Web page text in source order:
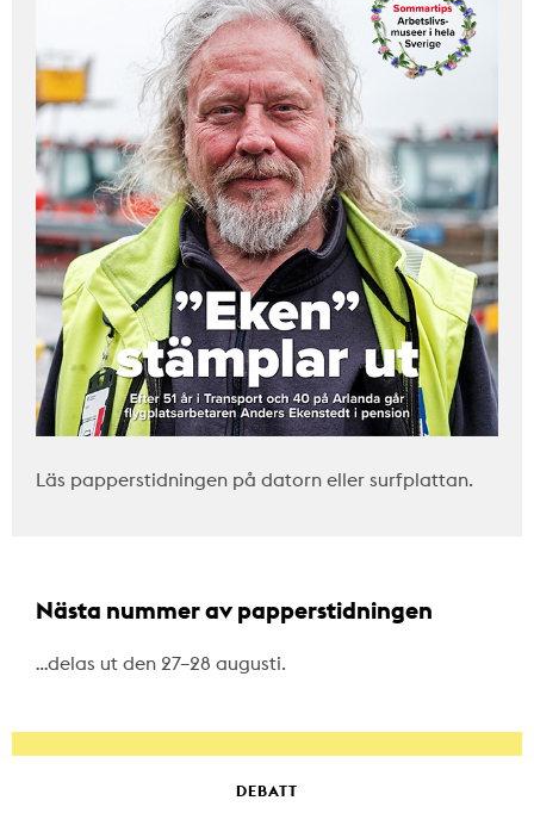
Läs papperstidningen på datorn eller surfplattan.
Nästa nummer av papperstidningen
…delas ut den 27–28 augusti.
DEBATT